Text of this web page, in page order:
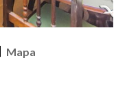
Mapa